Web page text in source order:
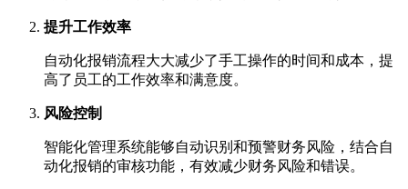
提升工作效率
自动化报销流程大大减少了手工操作的时间和成本，提
高了员工的工作效率和满意度。
风险控制
智能化管理系统能够自动识别和预警财务风险，结合自
动化报销的审核功能，有效减少财务风险和错误。